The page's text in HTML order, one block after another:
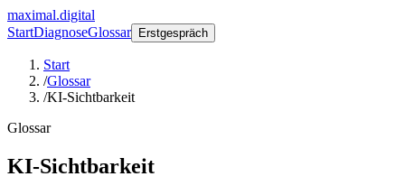
maximal.digital
StartDiagnoseGlossar Erstgespräch
Start
/Glossar
/KI-Sichtbarkeit
Glossar
KI-Sichtbarkeit